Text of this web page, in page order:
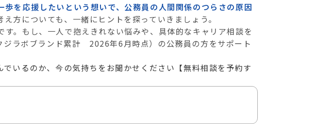
を応援したいという想いで、公務員の人間関係のつらさの原因
方についても、一緒にヒントを探っていきましょう。
。もし、一人で抱えきれない悩みや、具体的なキャリア相談を
ラボブランド累計 2026年6月時点）の公務員の方をサポート
いるのか、今の気持ちをお聞かせください【無料相談を予約す